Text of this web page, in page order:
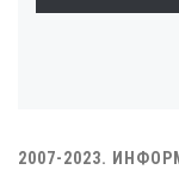
2007-2023.